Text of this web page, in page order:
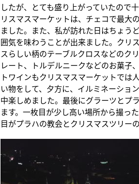
したが、とても盛り上がっていたので
リスマスマーケットは、チェコで最大
ました。また、私が訪れた日はちょう
囲気を味わうことが出来ました。クリ
スらしい柄のテーブルクロスなどのク
レート、トルデルニークなどのお菓子
トワインもクリスマスマーケットでは
い物をして、夕方に、イルミネーショ
中楽しめました。最後にグラーツとプ
ます。一枚目が少し高い場所から撮っ
目がプラハの教会とクリスマスツリーの